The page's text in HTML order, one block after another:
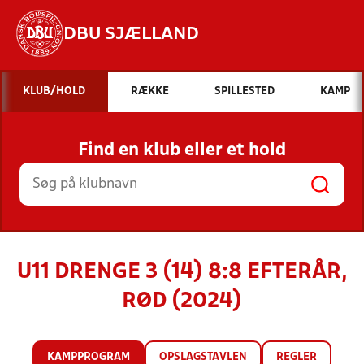
DBU SJÆLLAND
Hvad vil du søge efter?
INDHOLD OG NYHEDER
STILLINGER, RESULTATER, KLUBBER OG
HOLD
KLUB/HOLD RÆKKE SPILLESTED KAMP
Find en klub eller et hold
U11 DRENGE 3 (14) 8:8 EFTERÅR,
RØD (2024)
KAMPPROGRAM OPSLAGSTAVLEN REGLER